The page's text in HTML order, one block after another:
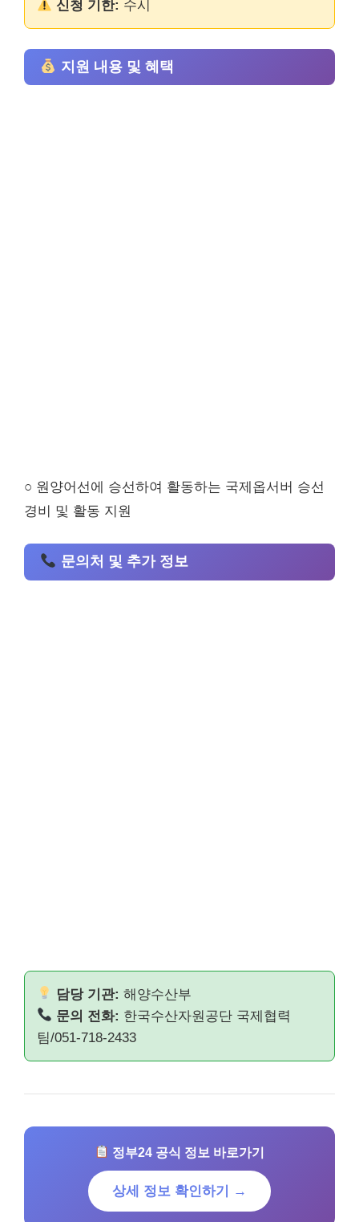
신청 기한: 수시
지원 내용 및 혜택
○ 원양어선에 승선하여 활동하는 국제옵서버 승선
경비 및 활동 지원
문의처 및 추가 정보
담당 기관: 해양수산부
문의 전화: 한국수산자원공단 국제협력
팀/051-718-2433
정부24 공식 정보 바로가기
상세 정보 확인하기 →